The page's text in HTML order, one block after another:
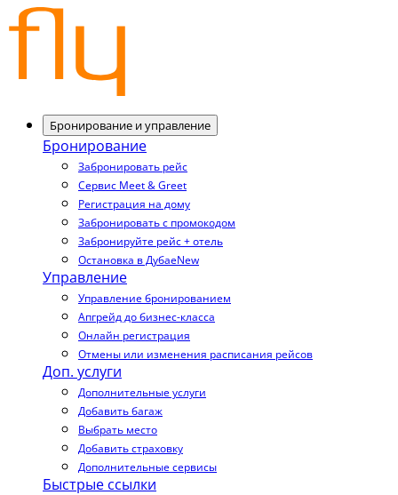
Бронирование и управление
Бронирование
Забронировать рейс
Сервис Meet & Greet
Регистрация на дому
Забронировать с промокодом
Забронируйте рейс + отель
Остановка в ДубаеNew
Управление
Управление бронированием
Апгрейд до бизнес-класса
Онлайн регистрация
Отмены или изменения расписания рейсов
Доп. услуги
Дополнительные услуги
Добавить багаж
Выбрать место
Добавить страховку
Дополнительные сервисы
Быстрые ссылки